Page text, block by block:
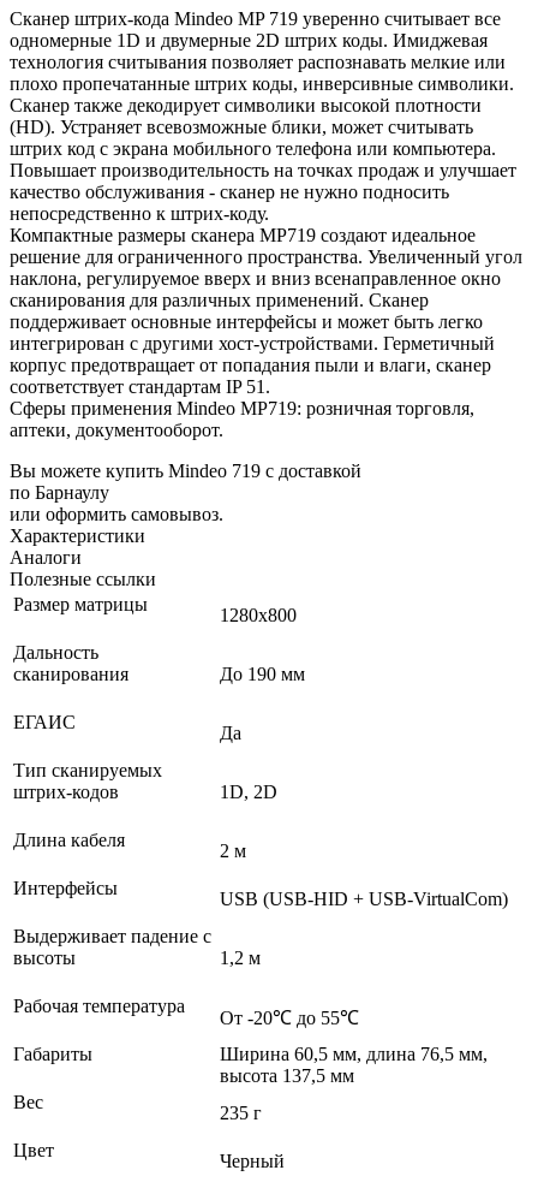
Cканер штрих-кода Mindeo MP 719 уверенно считывает все
одномерные 1D и двумерные 2D штрих коды. Имиджевая
технология считывания позволяет распознавать мелкие или
плохо пропечатанные штрих коды, инверсивные символики.
Сканер также декодирует символики высокой плотности
(HD). Устраняет всевозможные блики, может считывать
штрих код с экрана мобильного телефона или компьютера.
Повышает производительность на точках продаж и улучшает
качество обслуживания - сканер не нужно подносить
непосредственно к штрих-коду.
Компактные размеры сканера MP719 создают идеальное
решение для ограниченного пространства. Увеличенный угол
наклона, регулируемое вверх и вниз всенаправленное окно
сканирования для различных применений. Сканер
поддерживает основные интерфейсы и может быть легко
интегрирован с другими хост-устройствами. Герметичный
корпус предотвращает от попадания пыли и влаги, сканер
соответствует стандартам IP 51.
Сферы применения Mindeo MP719: розничная торговля,
аптеки, документооборот.
Вы можете купить Mindeo 719 с доставкой
по Барнаулу
или оформить самовывоз.
Характеристики
Аналоги
Полезные ссылки
Размер матрицы
1280х800
Дальность
сканирования
До 190 мм
ЕГАИС
Да
Тип сканируемых
штрих-кодов
1D, 2D
Длина кабеля
2 м
Интерфейсы
USB (USB-HID + USB-VirtualCom)
Выдерживает падение с
высоты
1,2 м
Рабочая температура
От -20℃ до 55℃
Габариты
Ширина 60,5 мм, длина 76,5 мм,
высота 137,5 мм
Вес
235 г
Цвет
Черный